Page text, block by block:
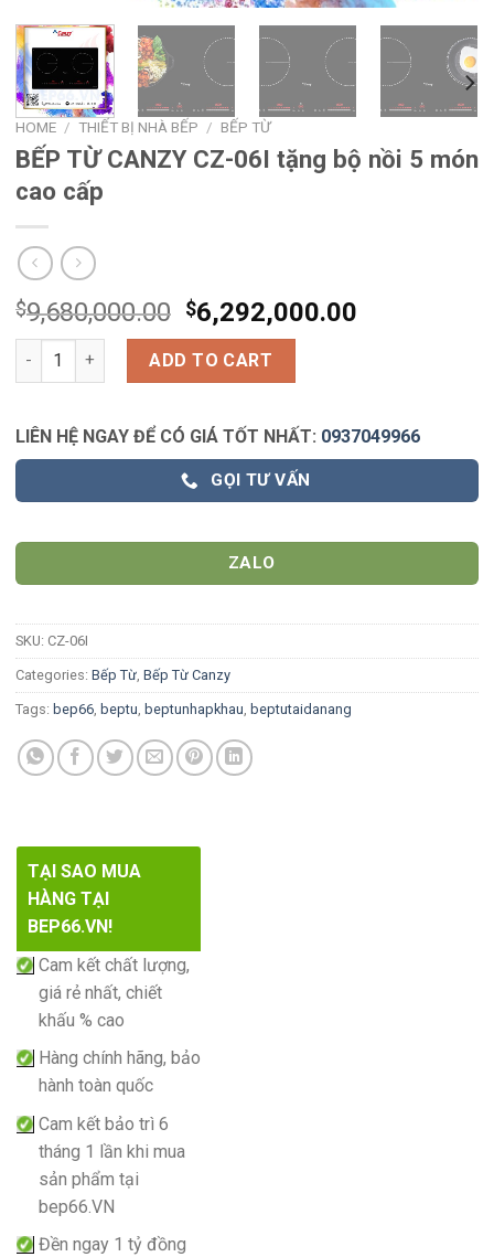
HOME / THIẾT BỊ NHÀ BẾP / BẾP TỪ
BẾP TỪ CANZY CZ-06I tặng bộ nồi 5 món
cao cấp
$9,680,000.00 $6,292,000.00
BẾP TỪ CANZY CZ-06I tặng bộ nồi 5 món cao cấp quantity
ADD TO CART
LIÊN HỆ NGAY ĐỂ CÓ GIÁ TỐT NHẤT: 0937049966
GỌI TƯ VẤN
ZALO
SKU: CZ-06I
Categories: Bếp Từ Bếp Từ Canzy
Tags: bep66 beptu beptunhapkhau beptutaidanang
TẠI SAO MUA
HÀNG TẠI
BEP66.VN!
Cam kết chất lượng,
giá rẻ nhất, chiết
khấu % cao
Hàng chính hãng, bảo
hành toàn quốc
Cam kết bảo trì 6
tháng 1 lần khi mua
sản phẩm tại
bep66.VN
Đền ngay 1 tỷ đồng